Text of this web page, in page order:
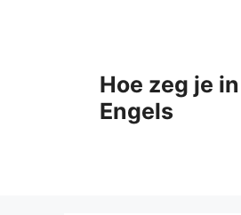
Hoe zeg je
Engels